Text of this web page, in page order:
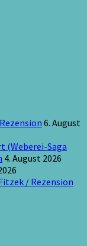
6. August
(Weberei-Saga
4. August 2026
/ Rezension